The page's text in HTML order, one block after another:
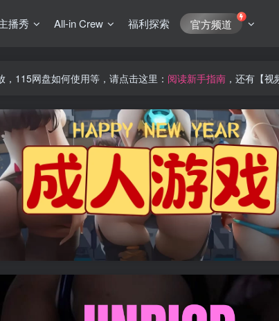
播秀 All-in Crew 福利探索 官方频道
115网盘如何使用等，请点击这里： 阅读新手指南 ，还有【